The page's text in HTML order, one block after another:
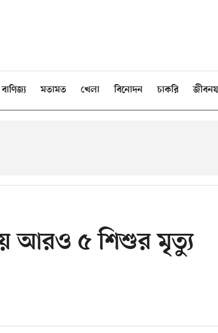
বাণিজ্য মতামত খেলা বিনোদন চাকরি
আরও ৫ শিশুর মৃত্যু